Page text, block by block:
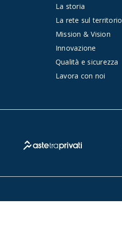
La storia
La rete sul territorio
Mission & Vision
Innovazione
Qualità e sicurezza
Lavora con noi